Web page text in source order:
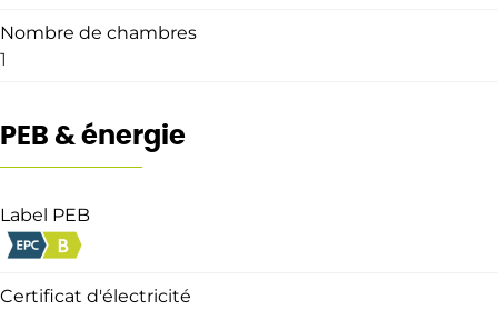
Nombre de chambres
1
PEB & énergie
Label PEB
Certificat d'électricité